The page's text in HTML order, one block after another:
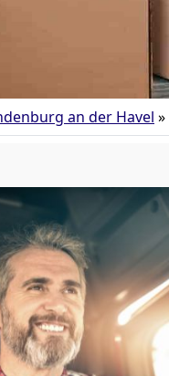
an der Havel »